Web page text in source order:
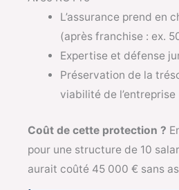
L’assurance prend en
(après franchise : ex.
Expertise et défense
Préservation de la
viabilité de l’entreprise
Coût de cette protection ?
pour une structure de 10
aurait coûté 45 000 € sans